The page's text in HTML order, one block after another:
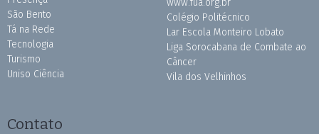
São Bento
Tá na Rede
Tecnologia
Turismo
Uniso Ciência
Colégio Politécnico
Lar Escola Monteiro Lobato
Liga Sorocabana de Combate ao
Câncer
Vila dos Velhinhos
Contato